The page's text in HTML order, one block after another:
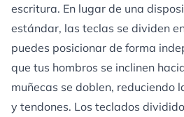
escritura. En lugar de una
estándar, las teclas se dividen
puedes posicionar de forma
que tus hombros se inclinen
muñecas se doblen, reduciendo
y tendones. Los teclados